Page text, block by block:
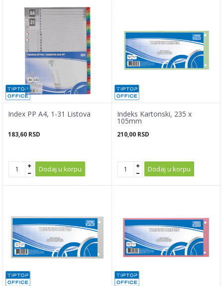
Index PP A4, 1-31 Listova
183,60 RSD
Dodaj u korpu
Indeks Kartonski, 235 x
105mm
210,00 RSD
Dodaj u korpu